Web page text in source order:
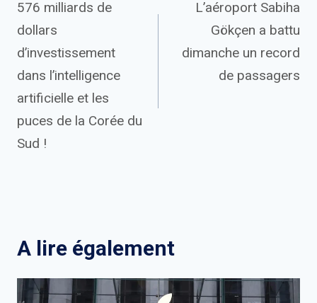
de
l’article
576 milliards de
dollars
d’investissement
dans l’intelligence
artificielle et les
puces de la Corée du
Sud !
L’aéroport Sabiha
Gökçen a battu
dimanche un record
de passagers
A lire également